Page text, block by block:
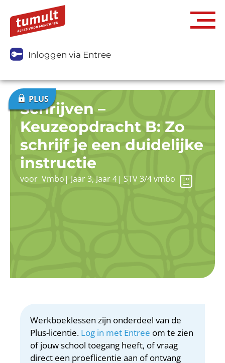
Inloggen via Entree
Schrijven –
Keuzeopdracht B: Zo
schrijf je een duidelijke
instructie
voor Vmbo| Jaar 3, Jaar 4| STV 3/4 vmbo
Werkboeklessen zijn onderdeel van de
Plus-licentie. Log in met Entree om te zien
of jouw school toegang heeft, of vraag
direct een proeflicentie aan of ontvang